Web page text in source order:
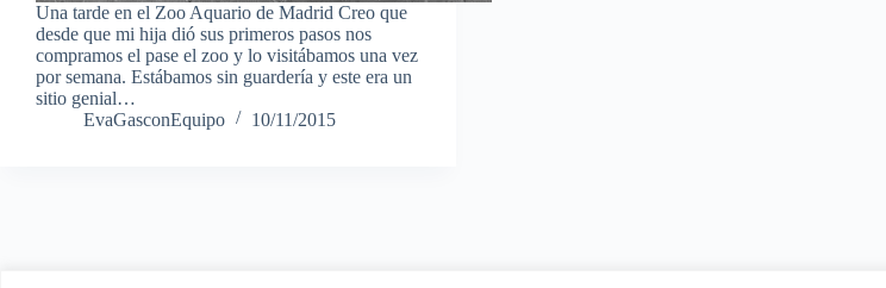
Una tarde en el Zoo Aquario de Madrid Creo que
desde que mi hija dió sus primeros pasos nos
compramos el pase el zoo y lo visitábamos una vez
por semana. Estábamos sin guardería y este era un
sitio genial…
EvaGasconEquipo
10/11/2015